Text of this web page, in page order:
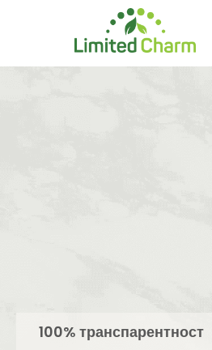
100% транспарентност